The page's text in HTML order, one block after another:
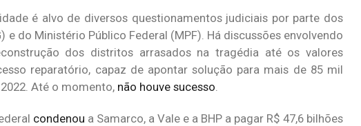
é alvo de diversos questionamentos judiciais por parte dos
do Ministério Público Federal (MPF). Há discussões envolvendo
dos distritos arrasados na tragédia até os valores
reparatório, capaz de apontar solução para mais de 85 mil
Até o momento, não houve sucesso.
condenou a Samarco, a Vale e a BHP a pagar R$ 47,6 bilhões